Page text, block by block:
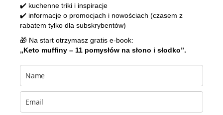
✔️ kuchenne triki i inspiracje
✔️ informacje o promocjach i nowościach (czasem z
rabatem tylko dla subskrybentów)
🎁 Na start otrzymasz gratis e-book:
„Keto muffiny – 11 pomysłów na słono i słodko”.